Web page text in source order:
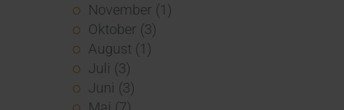
November (1)
Oktober (3)
August (1)
Juli (3)
Juni (3)